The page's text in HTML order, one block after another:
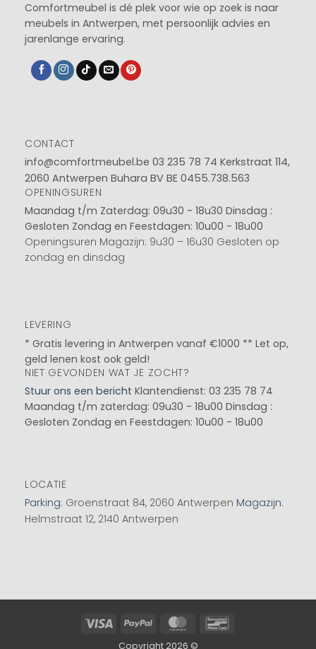
Comfortmeubel is dé plek voor wie op zoek is naar
meubels in Antwerpen, met persoonlijk advies en
jarenlange ervaring.
CONTACT
info@comfortmeubel.be 03 235 78 74 Kerkstraat 114,
2060 Antwerpen Buhara BV BE 0455.738.563
OPENINGSUREN
Maandag t/m Zaterdag: 09u30 - 18u30 Dinsdag :
Gesloten Zondag en Feestdagen: 10u00 - 18u00
Openingsuren Magazijn: 9u30 – 16u30 Gesloten op
zondag en dinsdag
LEVERING
* Gratis levering in Antwerpen vanaf €1000 ** Let op,
geld lenen kost ook geld!
NIET GEVONDEN WAT JE ZOCHT?
Stuur ons een bericht Klantendienst: 03 235 78 74
Maandag t/m zaterdag: 09u30 - 18u00 Dinsdag :
Gesloten Zondag en Feestdagen: 10u00 - 18u00
LOCATIE
Parking: Groenstraat 84, 2060 Antwerpen Magazijn:
Helmstraat 12, 2140 Antwerpen
Visa PayPal MasterCard
Copyright 2026 ©